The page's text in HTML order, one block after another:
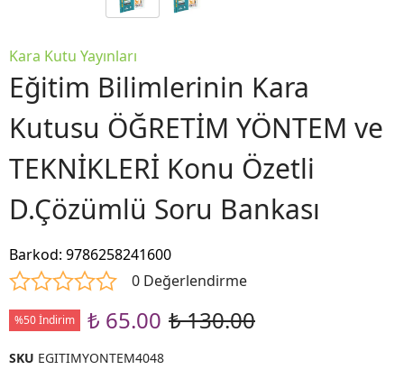
Kara Kutu Yayınları
Eğitim Bilimlerinin Kara
Kutusu ÖĞRETİM YÖNTEM ve
TEKNİKLERİ Konu Özetli
D.Çözümlü Soru Bankası
Barkod: 9786258241600
0 Değerlendirme
%50 İndirim ₺ 65.00 ₺ 130.00
SKU EGITIMYONTEM4048